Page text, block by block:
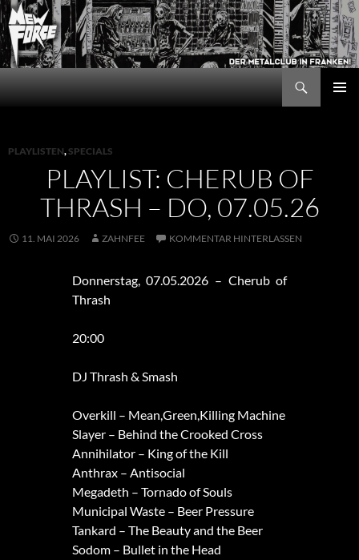
Zum
Inhalt
springen
New Force
PLAYLISTEN, SPECIALS
PLAYLIST: CHERUB OF
THRASH – DO, 07.05.26
11. MAI 2026 ZAHNFEE KOMMENTAR HINTERLASSEN
Donnerstag, 07.05.2026 – Cherub of
Thrash
20:00
DJ Thrash & Smash
Overkill – Mean,Green,Killing Machine
Slayer – Behind the Crooked Cross
Annihilator – King of the Kill
Anthrax – Antisocial
Megadeth – Tornado of Souls
Municipal Waste – Beer Pressure
Tankard – The Beauty and the Beer
Sodom – Bullet in the Head